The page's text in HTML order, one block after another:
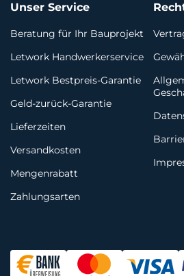
Unser Service
Beratung für Ihr Bauprojekt
Letwork Handwerkerservice
Letwork Bestpreis-Garantie
Geld-zurück-Garantie
Lieferzeiten
Versandkosten
Mengenrabatt
Zahlungsarten